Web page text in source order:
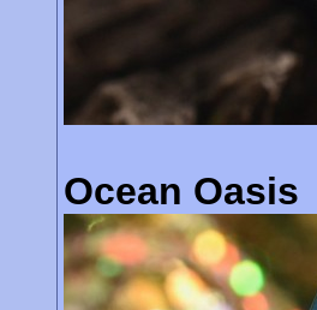
Ocean Oasis